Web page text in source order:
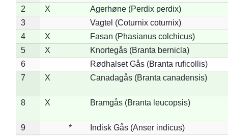
2
X
Agerhøne (Perdix perdix)
3
Vagtel (Coturnix coturnix)
4
X
Fasan (Phasianus colchicus)
5
X
Knortegås (Branta bernicla)
6
Rødhalset Gås (Branta ruficollis)
7
X Canadagås (Branta canadensis)
8 X Bramgås (Branta leucopsis)
9 *
Indisk Gås (Anser indicus)